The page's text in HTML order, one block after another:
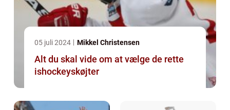
05 juli 2024 Mikkel Christensen
Alt du skal vide om at vælge de rette
ishockeyskøjter